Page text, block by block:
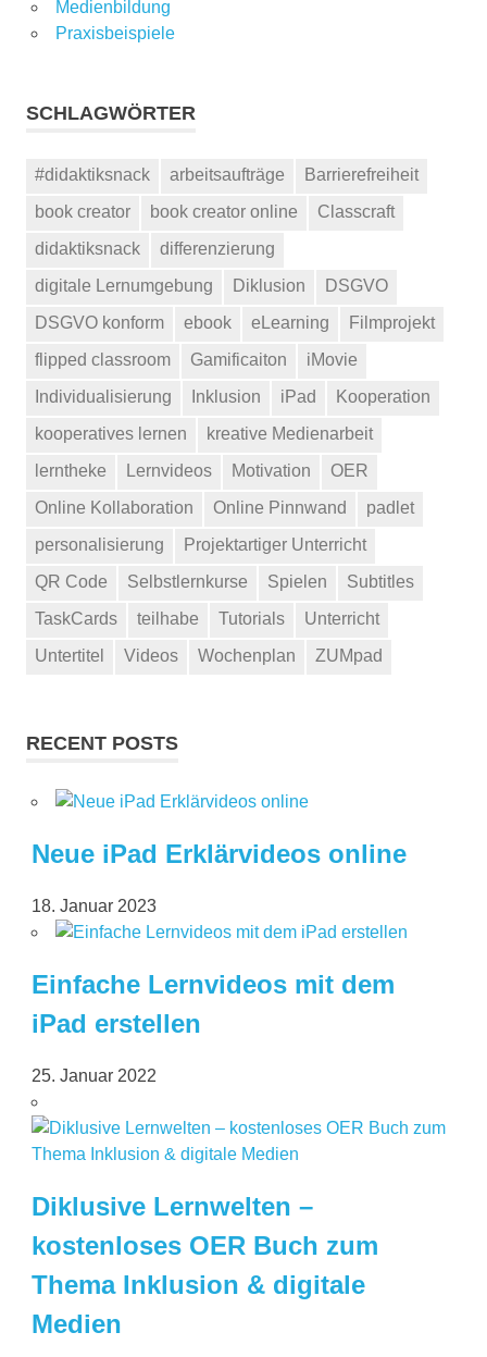
Medienbildung
Praxisbeispiele
SCHLAGWÖRTER
#didaktiksnack arbeitsaufträge
Barrierefreiheit
book creator
book creator online
Classcraft
didaktiksnack
differenzierung
digitale Lernumgebung
Diklusion
DSGVO
DSGVO konform
ebook eLearning
Filmprojekt
flipped classroom
Gamificaiton
iMovie
Individualisierung
Inklusion iPad
Kooperation
kooperatives lernen
kreative Medienarbeit
lerntheke
Lernvideos Motivation
OER
Online Kollaboration
Online Pinnwand
padlet
personalisierung
Projektartiger Unterricht
QR Code
Selbstlernkurse Spielen
Subtitles
TaskCards
teilhabe Tutorials
Unterricht
Untertitel
Videos Wochenplan ZUMpad
RECENT POSTS
Neue iPad Erklärvideos online
18. Januar 2023
Einfache Lernvideos mit dem
iPad erstellen
25. Januar 2022
Diklusive Lernwelten –
kostenloses OER Buch zum
Thema Inklusion & digitale
Medien